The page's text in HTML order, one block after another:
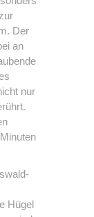
Der
an
nur
Hügel